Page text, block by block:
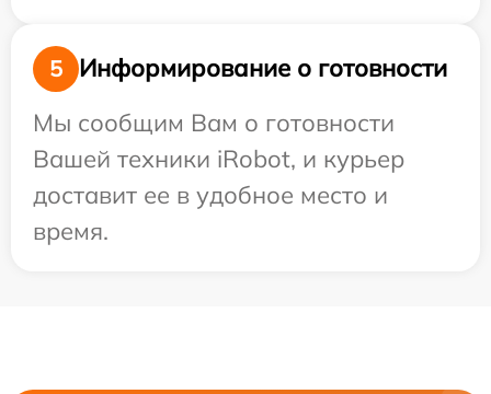
5
Информирование о готовности
Мы сообщим Вам о готовности
Вашей техники iRobot, и курьер
доставит ее в удобное место и
время.